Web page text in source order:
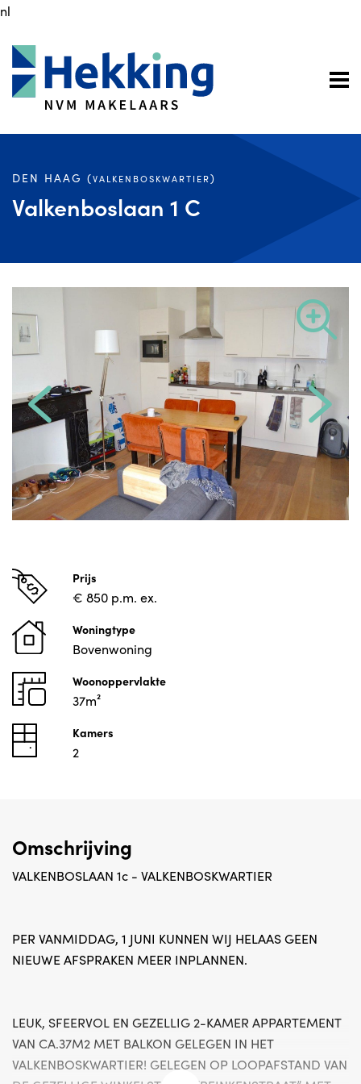
nl
DEN HAAG (VALKENBOSKWARTIER)
Valkenboslaan 1 C
Prijs
€ 850 p.m. ex.
Woningtype
Bovenwoning
Woonoppervlakte
37m²
Kamers
2
Omschrijving
VALKENBOSLAAN 1c - VALKENBOSKWARTIER
PER VANMIDDAG, 1 JUNI KUNNEN WIJ HELAAS GEEN
NIEUWE AFSPRAKEN MEER INPLANNEN.
LEUK, SFEERVOL EN GEZELLIG 2-KAMER APPARTEMENT
VAN CA.37M2 MET BALKON GELEGEN IN HET
VALKENBOSKWARTIER! GELEGEN OP LOOPAFSTAND VAN